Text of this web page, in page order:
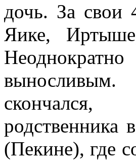
дочь. За свои
Яике,
выносливым.
скончался,
(Пекине), где